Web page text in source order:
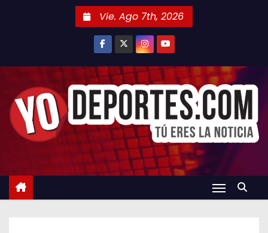
n
Vie. Ago 7th, 2026